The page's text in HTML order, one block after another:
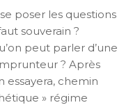
poser les questions
souverain ?
peut parler d’une
? Après
chemin
» régime